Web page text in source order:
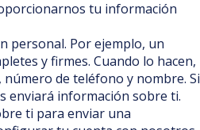
tu información
personal. Por ejemplo, un
y firmes. Cuando lo hacen,
de teléfono y nombre. Si
enviará información sobre ti.
ti para enviar una